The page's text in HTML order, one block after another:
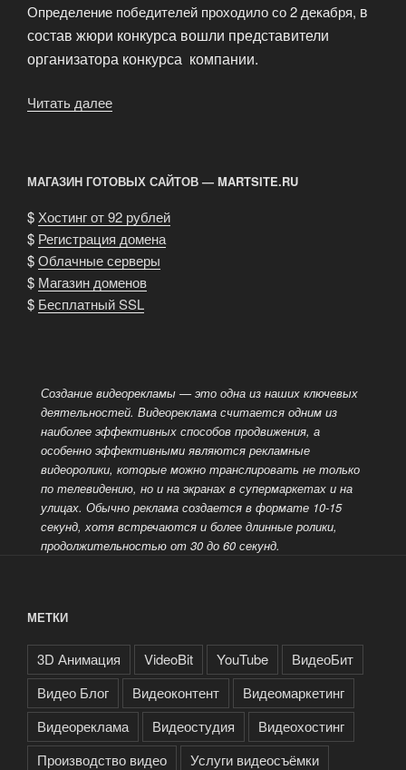
Определение победителей проходило со 2 декабря, в
состав жюри конкурса вошли представители
организатора конкурса компании.
Читать далее
МАГАЗИН ГОТОВЫХ САЙТОВ — MARTSITE.RU
$ Хостинг от 92 рублей
$ Регистрация домена
$Облачные серверы
$ Магазин доменов
$ Бесплатный SSL
Создание видеорекламы — это одна из наших ключевых
деятельностей. Видеореклама считается одним из
наиболее эффективных способов продвижения, а
особенно эффективными являются рекламные
видеоролики, которые можно транслировать не только
по телевидению, но и на экранах в супермаркетах и на
улицах. Обычно реклама создается в формате 10-15
секунд, хотя встречаются и более длинные ролики,
продолжительностью от 30 до 60 секунд.
МЕТКИ
3D Анимация VideoBit YouTube
ВидеоБит
Видео Блог
Видеоконтент
Видеомаркетинг
Видеореклама
Видеостудия
Видеохостинг
Производство видео
Услуги видеосъёмки